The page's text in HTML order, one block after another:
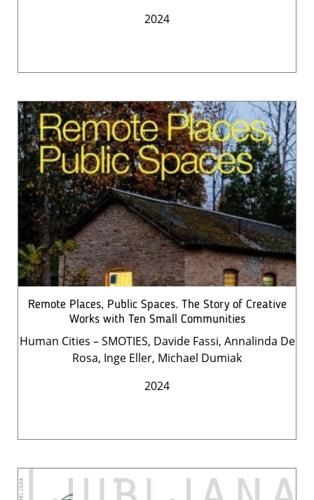
2024
Remote Places, Public Spaces. The Story of Creative
Works with Ten Small Communities
Human Cities – SMOTIES, Davide Fassi, Annalinda De
Rosa, Inge Eller, Michael Dumiak
2024